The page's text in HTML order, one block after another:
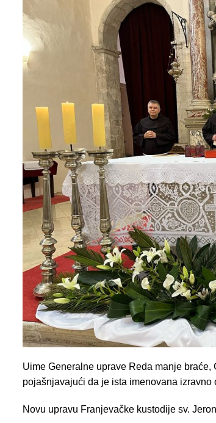
Uime Generalne uprave Reda manje
pojašnjavajući da je ista imenovana
Novu upravu Franjevačke kustodije sv.